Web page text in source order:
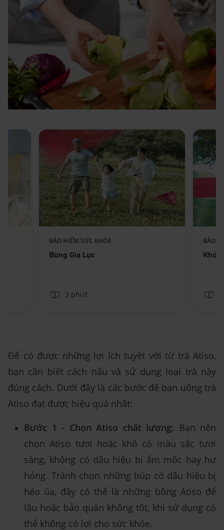
Replace component AIA -
BẢO HIỂM SỨC KHỎE
Bùng Gia Lực
3 phút
BẢO
Khỏe
Để có được những lợi ích tuyệt vời từ trà Atiso,
bạn cần biết cách nấu và sử dụng loại trà này
đúng cách. Dưới đây là các bước để bạn uống trà
Atiso đạt được hiệu quả nhất:
Bước 1 - Chọn Atiso chất lượng: Bạn nên
chọn Atiso tươi hoặc khô có màu sắc tươi
sáng, không có dấu hiệu bị ẩm mốc hay hư
hỏng. Tránh chọn những búp có dấu hiệu bị
héo úa, đây có thể là những bông Atiso để
lâu hoặc bảo quản không tốt, khi sử dụng có
thể không có lợi cho sức khỏe.